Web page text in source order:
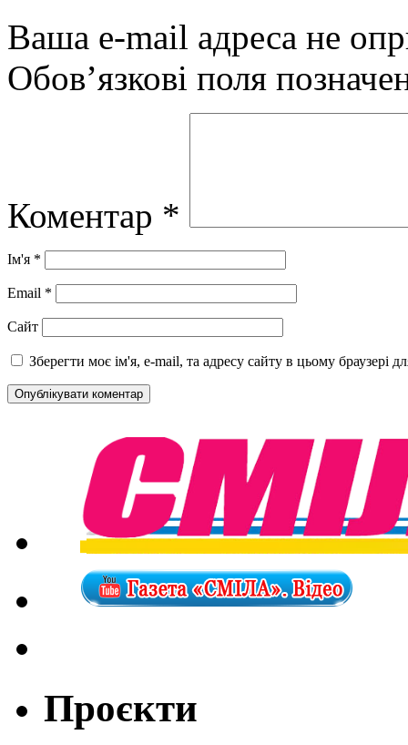
Ваша e-mail адреса не
Обов’язкові поля
Коментар *
Ім'я *
Email *
Сайт
Зберегти моє ім'я, e-mail, та адресу сайту в цьому браузері
Проєкти